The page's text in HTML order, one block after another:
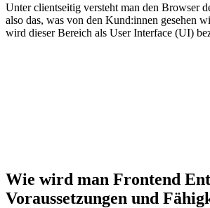
Unter clientseitig versteht man den Browser
also das, was von den Kund:innen gesehen
wird dieser Bereich als User Interface (UI)
Wie wird man Frontend
Voraussetzungen und